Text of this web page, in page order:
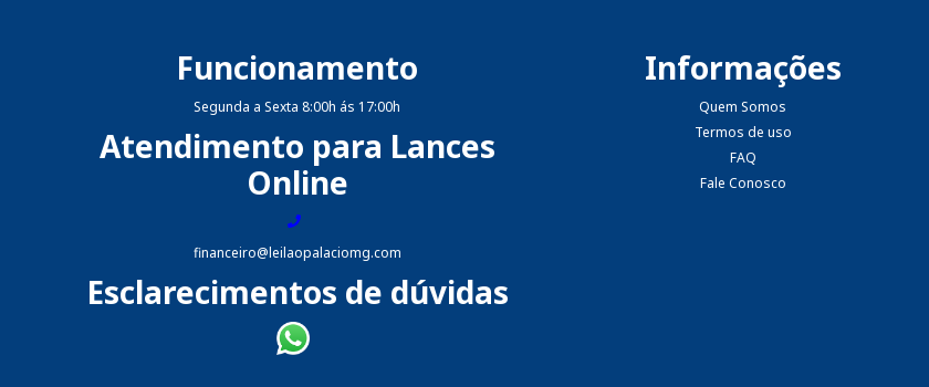
Funcionamento
Segunda a Sexta 8:00h ás 17:00h
Atendimento para Lances
Online
financeiro@leilaopalaciomg.com
Esclarecimentos de dúvidas
Informações
Quem Somos
Termos de uso
FAQ
Fale Conosco